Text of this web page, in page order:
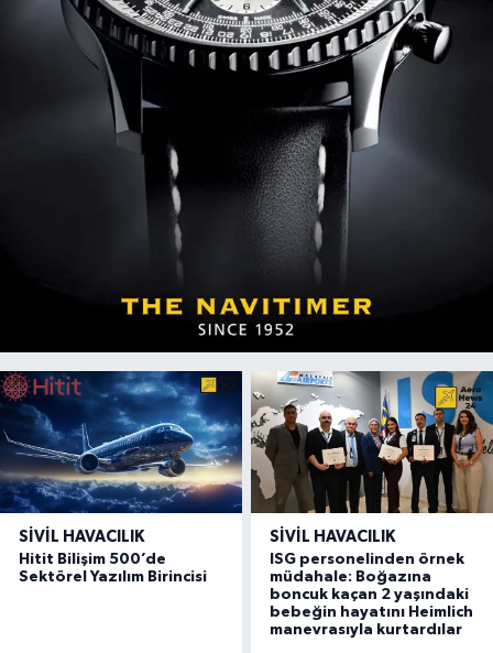
SIVIL HAVACILIK
Hitit Bilişim 500’de
Sektörel Yazılım Birincisi
SIVIL HAVACILIK
ISG personelinden örnek
müdahale: Boğazına
boncuk kaçan 2 yaşındaki
bebeğin hayatını Heimlich
manevrasıyla kurtardılar